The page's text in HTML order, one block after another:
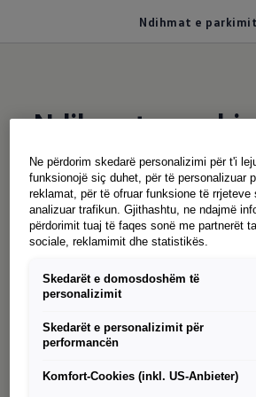
Ndihmat e parkimit
Ndihmat e
Ne përdorim skedarë personalizimi për t'i
funksionojë siç duhet, për të personalizuar
reklamat, për të ofruar funksione të rrjeteve
analizuar trafikun. Gjithashtu, ne ndajmë
përdorimit tuaj të faqes sonë me partnerët
sociale, reklamimit dhe statistikës.
Skedarët e domosdoshëm të
personalizimit
Skedarët e personalizimit për
performancën
Komfort-Cookies (inkl. US-Anbieter)